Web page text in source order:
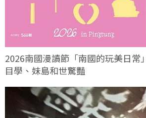
2026南國漫讀節「南國的玩美日
目學、妹島和世驚豔